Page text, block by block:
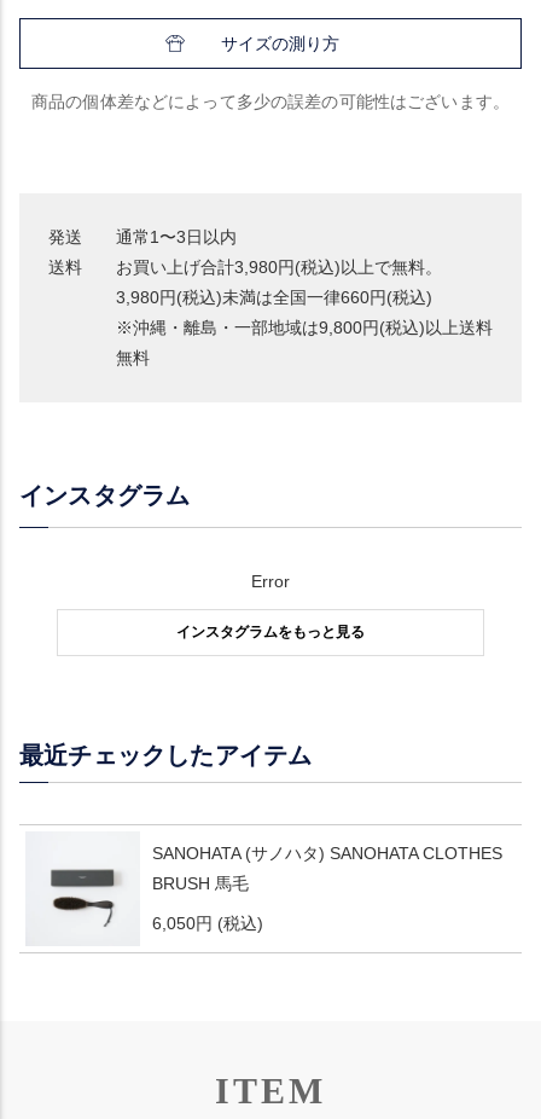
サイズの測り方
商品の個体差などによって多少の誤差の可能性はございます。
発送
通常1〜3日以内
送料
お買い上げ合計3,980円(税込)以上で無料。
3,980円(税込)未満は全国一律660円(税込)
※沖縄・離島・一部地域は9,800円(税込)以上送料
無料
インスタグラム
Error
インスタグラムをもっと見る
最近チェックしたアイテム
SANOHATA (サノハタ) SANOHATA CLOTHES
BRUSH 馬毛
6,050円 (税込)
ITEM